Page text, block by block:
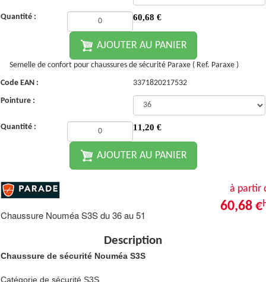
Quantité : 60,68 €
AJOUTER AU PANIER
Semelle de confort pour chaussures de sécurité Paraxe ( Ref. Paraxe )
Code EAN :
3371820217532
Pointure :
Quantité : 11,20 €
AJOUTER AU PANIER
à partir
60,68 €
Chaussure Nouméa S3S du 36 au 51
Description
Chaussure de sécurité Nouméa S3S
Catégorie de sécurité S3S